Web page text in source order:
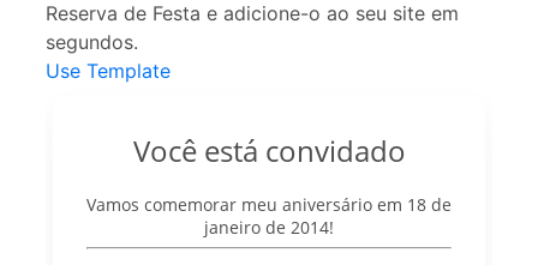
Reserva de Festa e adicione-o ao seu site em
segundos.
Use Template